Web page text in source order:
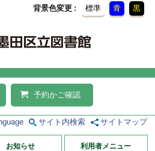
背景色変更 標準 青 黒
予約かご確認
サイト内検索 サイトマップ
お知らせ 利用者メニュー